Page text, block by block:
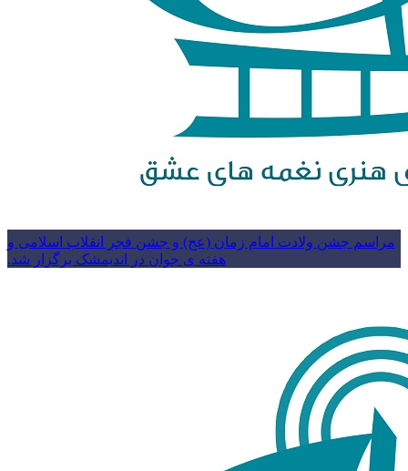
مراسم جشن ولادت امام زمان (عج) و جشن فجر انقلاب اسلامی و
هفته ی جوان در اندیمشک برگزار شد.